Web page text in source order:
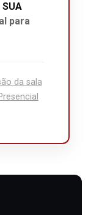
SUA
para
da sala